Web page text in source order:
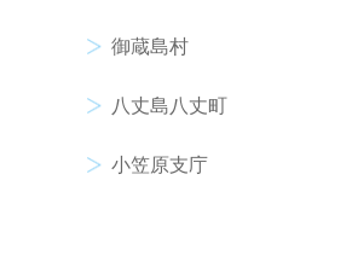
御蔵島村
八丈島八丈町
小笠原支庁